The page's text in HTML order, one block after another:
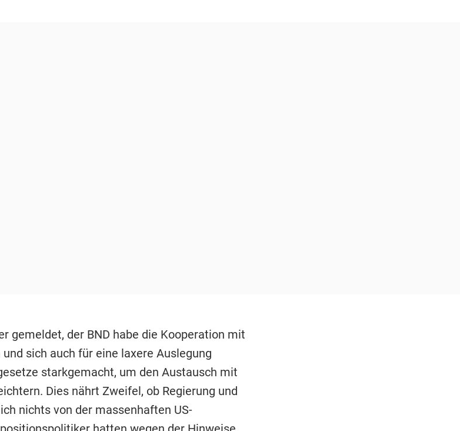
gemeldet, der BND habe die Kooperation mit
sich auch für eine laxere Auslegung
starkgemacht, um den Austausch mit
Dies nährt Zweifel, ob Regierung und
nichts von der massenhaften US-